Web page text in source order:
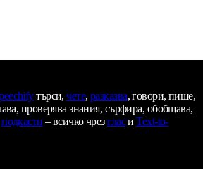
търси,чете, разказва, говори, пише,
проверява знания, сърфира, обобщава,
подкасти – всичко чрезгласиText-to-